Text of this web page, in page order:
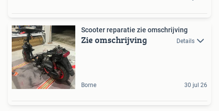
Scooter reparatie zie omschrijving
Zie omschrijving Details
Borne 30 jul 26